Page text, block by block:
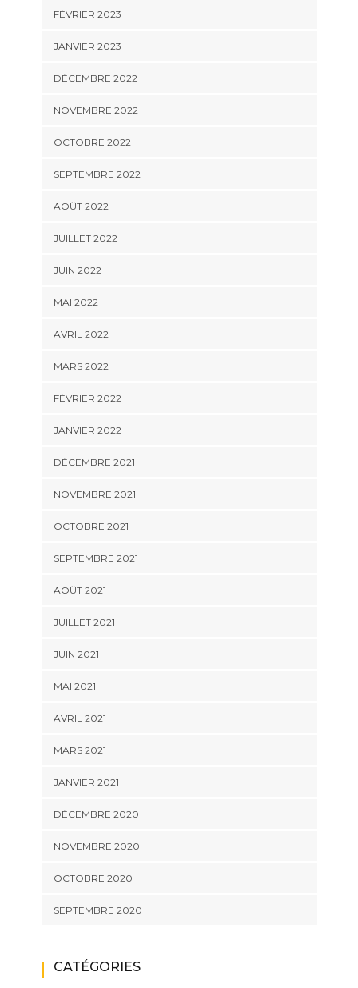
FÉVRIER 2023
JANVIER 2023
DÉCEMBRE 2022
NOVEMBRE 2022
OCTOBRE 2022
SEPTEMBRE 2022
AOÛT 2022
JUILLET 2022
JUIN 2022
MAI 2022
AVRIL 2022
MARS 2022
FÉVRIER 2022
JANVIER 2022
DÉCEMBRE 2021
NOVEMBRE 2021
OCTOBRE 2021
SEPTEMBRE 2021
AOÛT 2021
JUILLET 2021
JUIN 2021
MAI 2021
AVRIL 2021
MARS 2021
JANVIER 2021
DÉCEMBRE 2020
NOVEMBRE 2020
OCTOBRE 2020
SEPTEMBRE 2020
CATÉGORIES